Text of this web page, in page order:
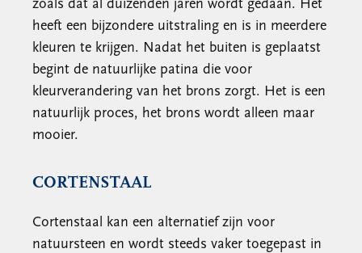
zoals dat al duizenden jaren wordt gedaan. Het
heeft een bijzondere uitstraling en is in meerdere
kleuren te krijgen. Nadat het buiten is geplaatst
begint de natuurlijke patina die voor
kleurverandering van het brons zorgt. Het is een
natuurlijk proces, het brons wordt alleen maar
mooier.
CORTENSTAAL
Cortenstaal kan een alternatief zijn voor
natuursteen en wordt steeds vaker toegepast in